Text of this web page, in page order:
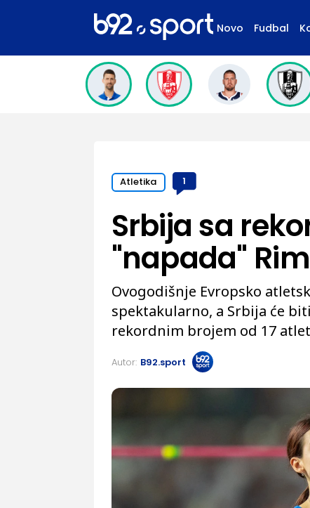
Novo Fudbal
Atletika 1
Srbija sa
"napada" Rim
Ovogodišnje Evropsko
spektakularno, a Srbija će
rekordnim brojem od 17
Autor: B92.sport